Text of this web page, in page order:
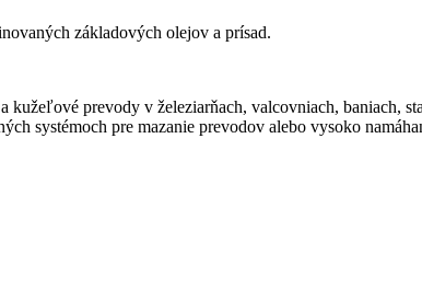
základových olejov a prísad.
prevody v železiarňach, valcovniach, baniach,
systémoch pre mazanie prevodov alebo vysoko